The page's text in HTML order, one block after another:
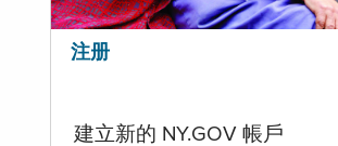
注册
建立新的 NY.GOV 帳戶